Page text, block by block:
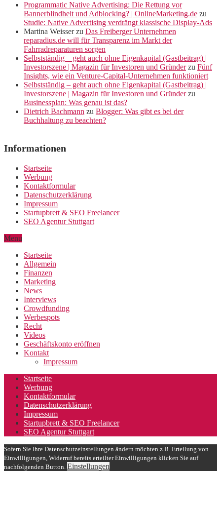
Programmatic Native Advertising: Die Rettung vor
Bannerblindheit und Adblocking? | OnlineMarketing.de zu
Studie: Native Advertising verdrängt klassische Display-Ads
Martina Weisserzu Das Freiberger Unternehmen
reparadius.de will für Transparenz im Markt der
Fahrradreparaturen sorgen
Selbstständig – geht auch ohne Eigenkapital (Gastbeitrag) |
Investorszene | Magazin für Investoren und Gründerzu Fünf
Insights, wie ein Venture-Capital-Unternehmen funktioniert
Selbstständig – geht auch ohne Eigenkapital (Gastbeitrag) |
Investorszene | Magazin für Investoren und Gründerzu
Businessplan: Was genau ist das?
Dietrich Bachmann zu Blogger: Was gibt es bei der
Buchhaltung zu beachten?
Informationen
Startseite
Werbung
Kontaktformular
Datenschutzerklärung
Impressum
Startupbrett & SEO Freelancer
SEO Agentur Stuttgart
Menu
Startseite
Allgemein
Finanzen
Marketing
News
Interviews
Crowdfunding
Werbespots
Recht
Videos
Geschäftskonto eröffnen
Kontakt
Impressum
Startseite
Werbung
Kontaktformular
Datenschutzerklärung
Impressum
Startupbrett & SEO Freelancer
SEO Agentur Stuttgart
Sofern Sie Ihre Datenschutzeinstellungen ändern möchten z.B. Erteilung von
Einwilligungen, Widerruf bereits erteilter Einwilligungen klicken Sie auf
nachfolgenden Button. Einstellungen